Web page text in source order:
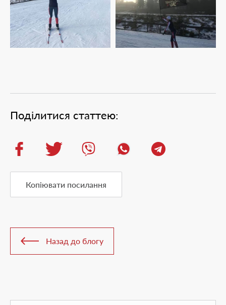
Поділитися статтею:
Копіювати посилання
Назад до блогу